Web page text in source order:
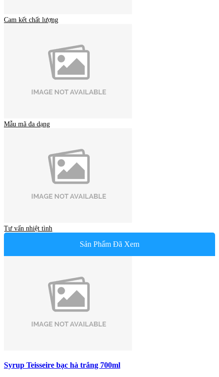
Cam kết chất lượng
Mẫu mã đa dạng
Tư vấn nhiệt tình
Sản Phẩm Đã Xem
Syrup Teisseire bạc hà trắng 700ml